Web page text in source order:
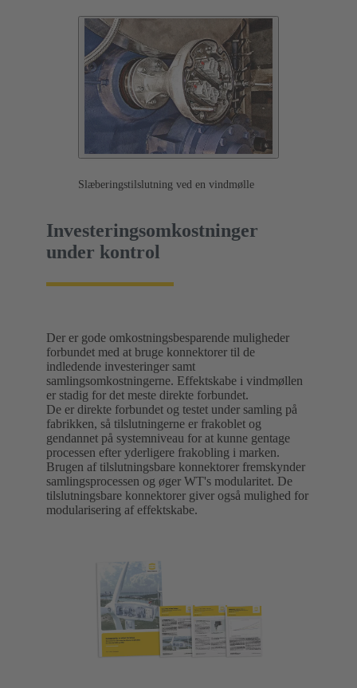
Slæberingstilslutning ved en vindmølle
Investeringsomkostninger
under kontrol
Der er gode omkostningsbesparende muligheder
forbundet med at bruge konnektorer til de
indledende investeringer samt
samlingsomkostningerne. Effektskabe i vindmøllen
er stadig for det meste direkte forbundet.
De er direkte forbundet og testet under samling på
fabrikken, så tilslutningerne er frakoblet og
gendannet på systemniveau for at kunne gentage
processen efter yderligere frakobling i marken.
Brugen af tilslutningsbare konnektorer fremskynder
samlingsprocessen og øger WT's modularitet. De
tilslutningsbare konnektorer giver også mulighed for
modularisering af effektskabe.